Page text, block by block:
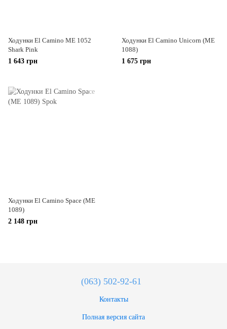
Ходунки El Camino ME 1052
Shark Pink
1 643 грн
Ходунки El Camino Unicorn (ME
1088)
1 675 грн
Ходунки El Camino Space (ME
1089)
2 148 грн
(063) 502-92-61
Контакты
Полная версия сайта